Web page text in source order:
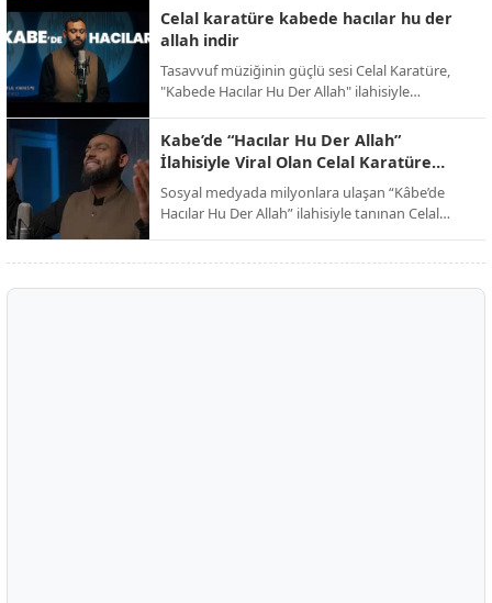
yürüttüğü görüşmelerde dünya yıldızları
masada.
Celal karatüre kabede hacılar hu der
allah indir
Tasavvuf müziğinin güçlü sesi Celal Karatüre,
"Kabede Hacılar Hu Der Allah" ilahisiyle
atmosferine davet ederken, eser dijital
platformlarda paylaşım rekorları kırmaya devam
ediyor.
Kabe’de “Hacılar Hu Der Allah”
İlahisiyle Viral Olan Celal Karatüre
Kimdir?
Sosyal medyada milyonlara ulaşan “Kâbe’de
Hacılar Hu Der Allah” ilahisiyle tanınan Celal